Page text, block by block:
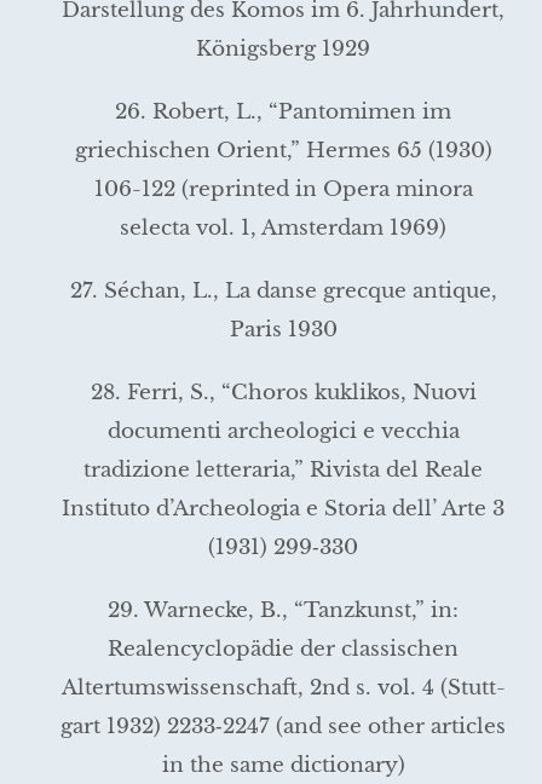
Darstellung des Komos im 6. Jahrhundert,
Königsberg 1929
26. Robert, L., “Pantomimen im
griechischen Orient,” Hermes 65 (1930)
106-122 (reprinted in Opera minora
selecta vol. 1, Amsterdam 1969)
27. Séchan, L., La danse grecque antique,
Paris 1930
28. Ferri, S., “Choros kuklikos, Nuovi
documenti archeologici e vecchia
tradizione letteraria,” Rivista del Reale
Instituto d’Archeologia e Storia dell’ Arte 3
(1931) 299‑330
29. Warnecke, B., “Tanzkunst,” in:
Realencyclopädie der classischen
Altertumswissenschaft, 2nd s. vol. 4 (Stutt­
gart 1932) 2233‑2247 (and see other articles
in the same dictionary)